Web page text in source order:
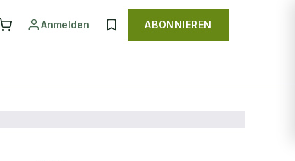
Anmelden ABONNIEREN